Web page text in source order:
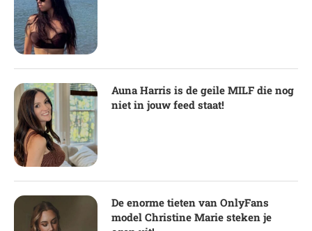
Auna Harris is de geile MILF die nog
niet in jouw feed staat!
De enorme tieten van OnlyFans
model Christine Marie steken je